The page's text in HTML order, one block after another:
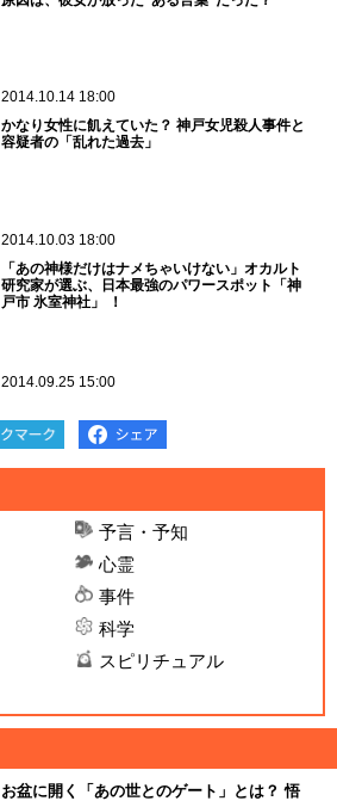
2014.10.14 18:00
かなり女性に飢えていた？ 神戸女児殺人事件と
容疑者の「乱れた過去」
2014.10.03 18:00
「あの神様だけはナメちゃいけない」オカルト
研究家が選ぶ、日本最強のパワースポット「神
戸市 氷室神社」 ！
2014.09.25 15:00
予言・予知
心霊
事件
科学
スピリチュアル
お盆に開く「あの世とのゲート」とは？ 悟